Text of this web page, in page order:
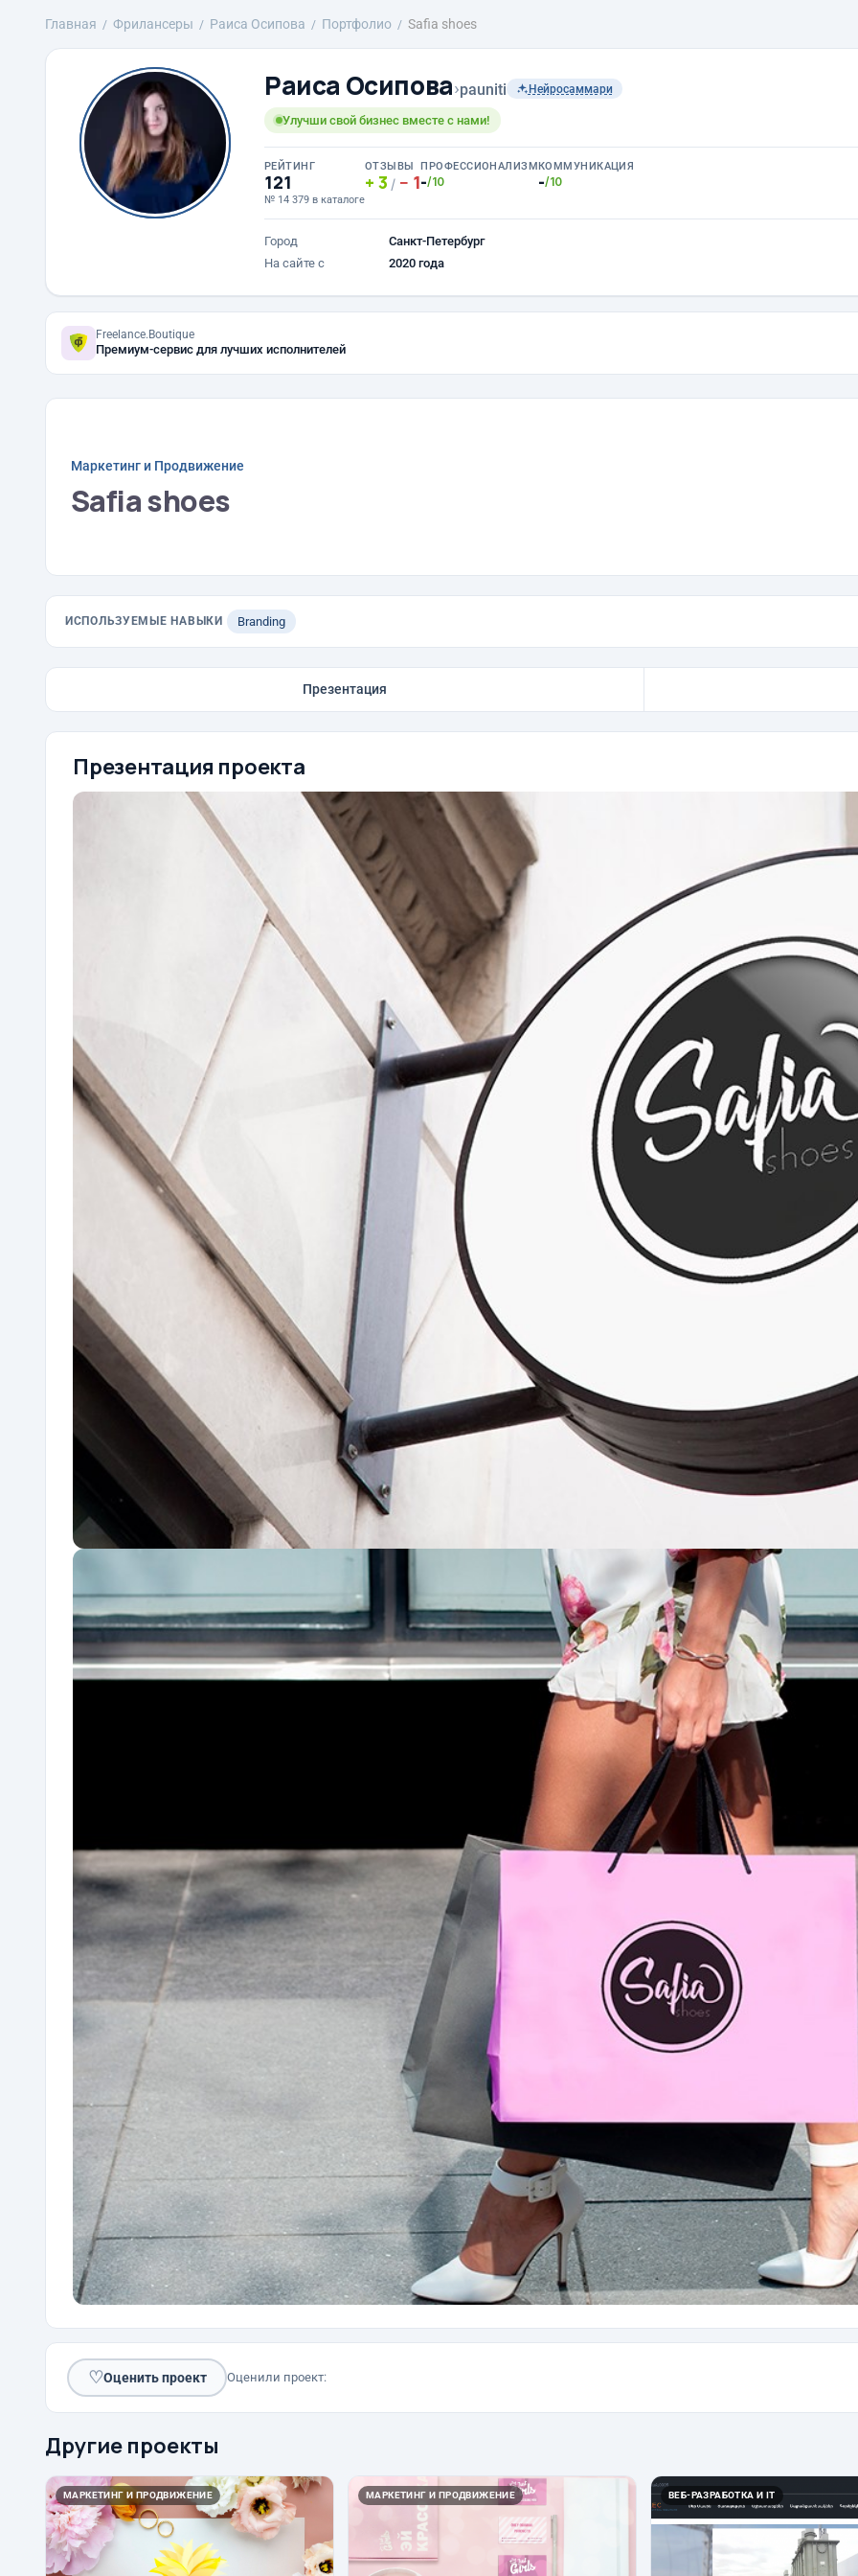
Главная Фрилансеры Раиса Осипова Портфолио Safia shoes
Раиса Осипова›pauniti Нейросаммари
Улучши свой бизнес вместе с нами!
РЕЙТИНГ
121
№ 14 379 в каталоге
ОТЗЫВЫ
3 / 1
ПРОФЕССИОНАЛИЗМ
-/10
КОММУНИКАЦИЯ
-/10
Город
Санкт-Петербург
На сайте с
2020 года
Freelance.Boutique
Премиум-сервис для лучших исполнителей
Маркетинг и Продвижение
Safia shoes
ИСПОЛЬЗУЕМЫЕ НАВЫКИ Branding
Презентация
Презентация проекта
♡Оценить проект Оценили проект:
Другие проекты
МАРКЕТИНГ И ПРОДВИЖЕНИЕ МАРКЕТИНГ И ПРОДВИЖЕНИЕ ВЕБ-РАЗРАБОТКА И IT